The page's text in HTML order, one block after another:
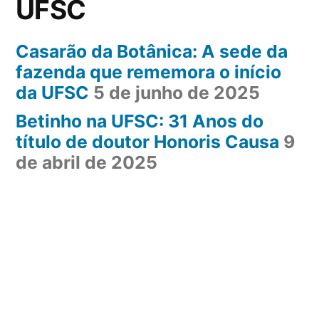
UFSC
Casarão da Botânica: A sede da
fazenda que rememora o início
da UFSC 5 de junho de 2025
Betinho na UFSC: 31 Anos do
título de doutor Honoris Causa 9
de abril de 2025